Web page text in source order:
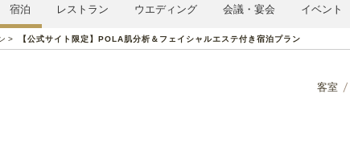
宿泊 レストラン ウエディング 会議・宴会 イベント
> 【公式サイト限定】POLA肌分析＆フェイシャルエステ付き宿泊プラン
客室